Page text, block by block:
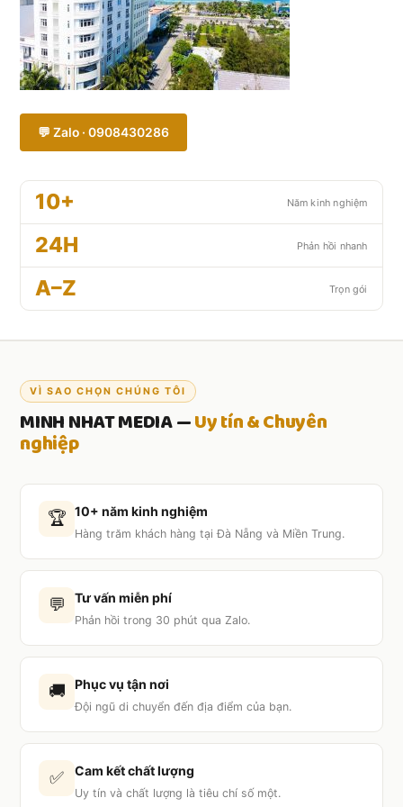
💬 Zalo · 0908430286
10+ Năm kinh nghiệm
24H Phản hồi nhanh
A–Z Trọn gói
VÌ SAO CHỌN CHÚNG TÔI
MINH NHAT MEDIA —Uy tín & Chuyên
nghiệp
🏆 10+ năm kinh nghiệm
Hàng trăm khách hàng tại Đà Nẵng và Miền Trung.
💬 Tư vấn miễn phí
Phản hồi trong 30 phút qua Zalo.
🚚 Phục vụ tận nơi
Đội ngũ di chuyển đến địa điểm của bạn.
✅ Cam kết chất lượng
Uy tín và chất lượng là tiêu chí số một.